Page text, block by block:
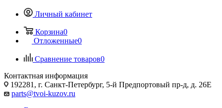
Личный кабинет
Корзина0
Отложенные0
Сравнение товаров0
Контактная информация
192281, г. Санкт-Петербург, 5-й Предпортовый пр-д, д. 26Е
parts@tvoi-kuzov.ru